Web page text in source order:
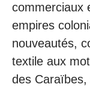
commerciaux
empires
nouveautés,
textile aux
des